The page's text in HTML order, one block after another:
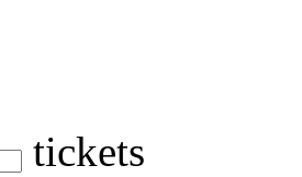
tickets